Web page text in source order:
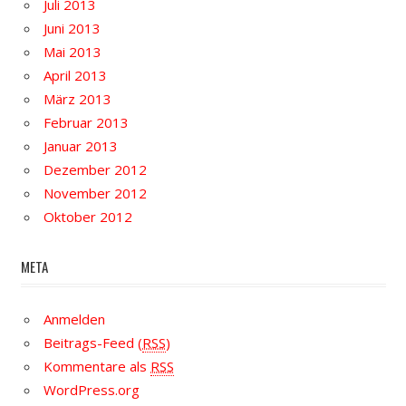
Juli 2013
Juni 2013
Mai 2013
April 2013
März 2013
Februar 2013
Januar 2013
Dezember 2012
November 2012
Oktober 2012
META
Anmelden
Beitrags-Feed (RSS)
Kommentare als RSS
WordPress.org